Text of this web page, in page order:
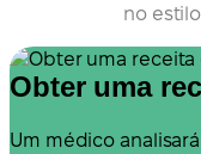
no
Obter uma
Um médico